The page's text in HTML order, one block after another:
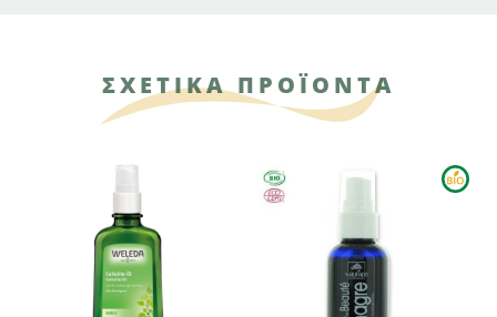
ΣΧΕΤΙΚΑ ΠΡΟΪΟΝΤΑ